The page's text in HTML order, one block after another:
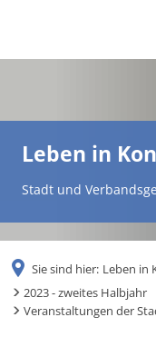
Leben in
Stadt und
Sie sind hier: Leben in
2023 - zweites Halbjahr
Veranstaltungen der